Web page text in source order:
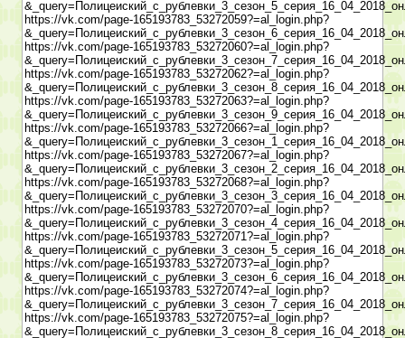
https://vk.com/page-165193783_53272059?=al_login.php?
https://vk.com/page-165193783_53272060?=al_login.php?
https://vk.com/page-165193783_53272062?=al_login.php?
https://vk.com/page-165193783_53272063?=al_login.php?
https://vk.com/page-165193783_53272066?=al_login.php?
https://vk.com/page-165193783_53272067?=al_login.php?
https://vk.com/page-165193783_53272068?=al_login.php?
https://vk.com/page-165193783_53272070?=al_login.php?
https://vk.com/page-165193783_53272071?=al_login.php?
https://vk.com/page-165193783_53272073?=al_login.php?
https://vk.com/page-165193783_53272074?=al_login.php?
https://vk.com/page-165193783_53272075?=al_login.php?